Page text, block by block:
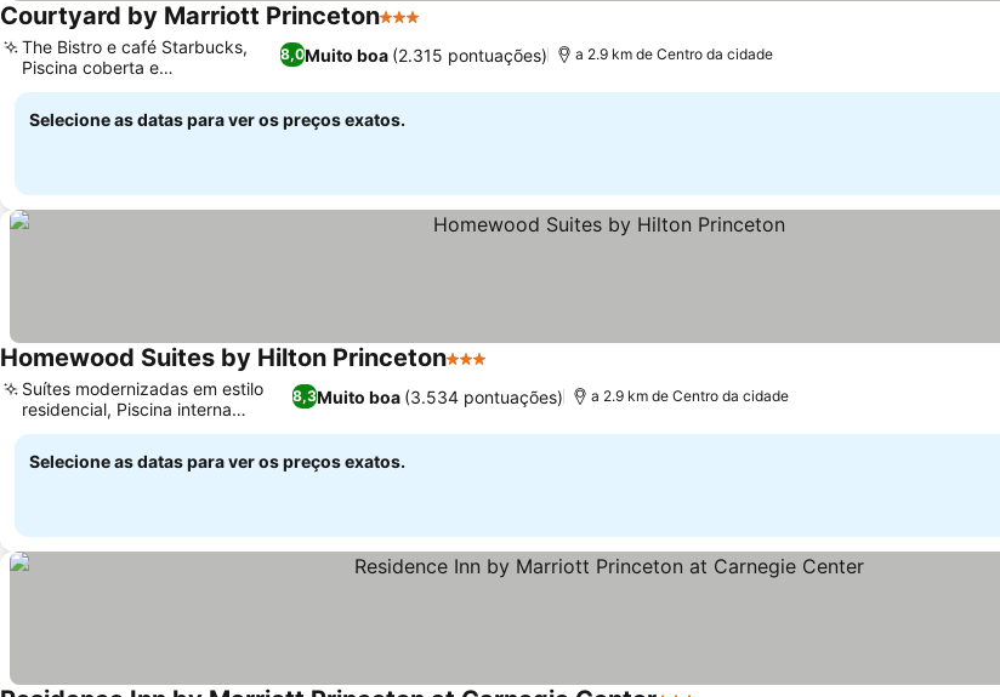
Courtyard by Marriott Princeton3 Estrelas
8,0Muito boa (2.315 pontuações)
The Bistro e café Starbucks,
Piscina coberta e
hidromassagem
a 2.9 km de Centro da cidade
Selecione as datas para ver os preços exatos.
Homewood Suites by Hilton Princeton3 Estrelas
8,3Muito boa (3.534 pontuações)
Suítes modernizadas em estilo
residencial, Piscina interna
aquecida
a 2.9 km de Centro da cidade
Selecione as datas para ver os preços exatos.